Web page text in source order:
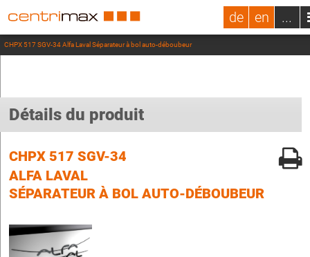
de en ...
CHPX 517 SGV-34 Alfa Laval Séparateur à bol auto-déboubeur
Détails du produit
CHPX 517 SGV-34
ALFA LAVAL
SÉPARATEUR À BOL AUTO-DÉBOUBEUR